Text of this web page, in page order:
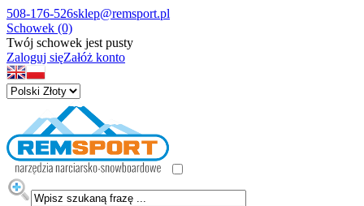
508-176-526sklep@remsport.pl
Schowek (0)
Twój schowek jest pusty
Zaloguj sięZałóż konto